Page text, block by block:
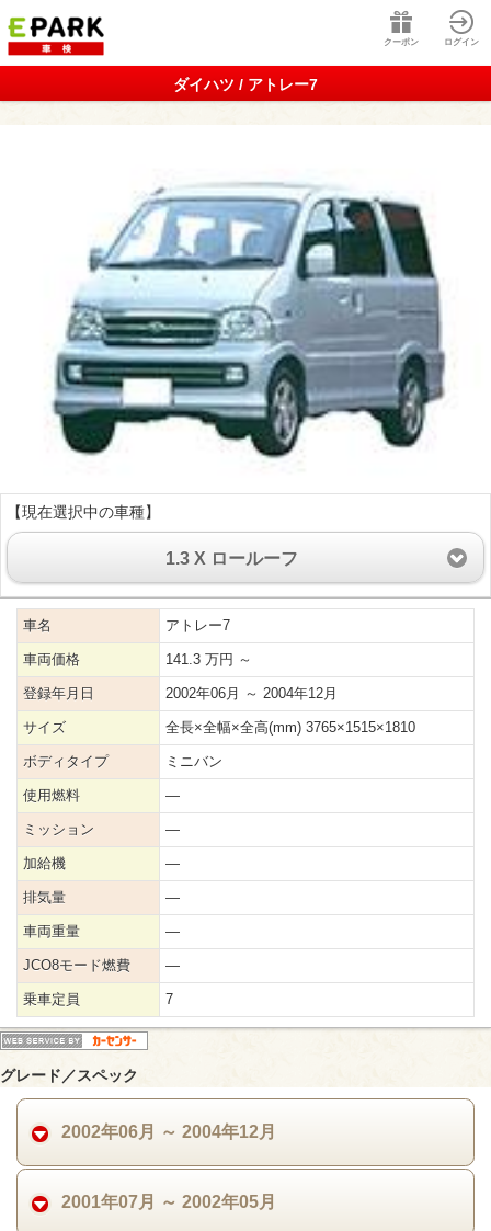
クーポン ログイン
ダイハツ / アトレー7
【現在選択中の車種】
1.3 X ロールーフ
車名 アトレー7
車両価格 141.3 万円 ～
登録年月日 2002年06月 ～ 2004年12月
サイズ 全長×全幅×全高(mm) 3765×1515×1810
ボディタイプ ミニバン
使用燃料 ―
ミッション ―
加給機 ―
排気量 ―
車両重量 ―
JCO8モード燃費 ―
乗車定員 7
グレード／スペック
2002年06月 ～ 2004年12月
2001年07月 ～ 2002年05月